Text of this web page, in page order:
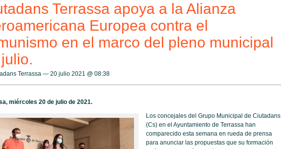
Terrassa apoya a la Alianza
Europea contra el
en el marco del pleno municipal
Terrassa — 20 julio 2021 @ 08:38
miércoles 20 de julio de 2021.
Los concejales del Grupo Municipal de Ciutadans
(Cs) en el Ayuntamiento de Terrassa han
comparecido esta semana en rueda de prensa
para anunciar las propuestas que su formación